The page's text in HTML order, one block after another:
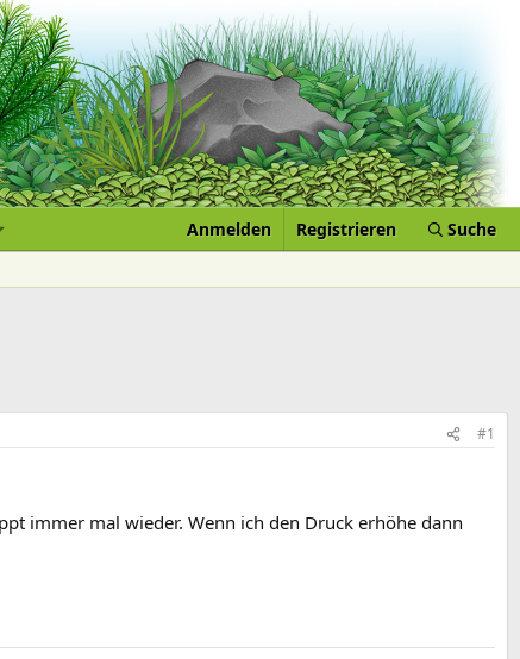
Anmelden Registrieren Suche
#1
immer mal wieder. Wenn ich den Druck erhöhe dann